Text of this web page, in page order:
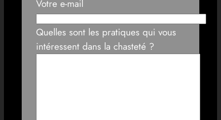
Votre e-mail
Quelles sont les pratiques qui vous
intéressent dans la chasteté ?